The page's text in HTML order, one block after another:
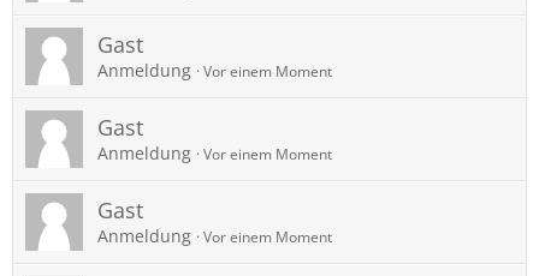
Gast
Anmeldung Vor einem Moment
Gast
Anmeldung Vor einem Moment
Gast
Anmeldung Vor einem Moment